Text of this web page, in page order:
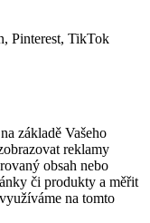
Pinterest, TikTok
základě Vašeho
reklamy
obsah nebo
či produkty a měřit
na tomto